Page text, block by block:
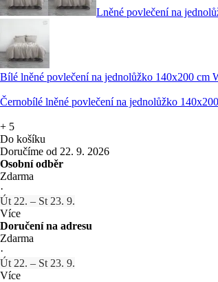
Lněné povlečení na
Bílé lněné povlečení na jednolůžko 140x200 cm
Černobílé lněné povlečení na jednolůžko
+ 5
Do košíku
Doručíme od 22. 9. 2026
Osobní odběr
Zdarma
·
Út 22. – St 23. 9.
Více
Doručení na adresu
Zdarma
·
Út 22. – St 23. 9.
Více